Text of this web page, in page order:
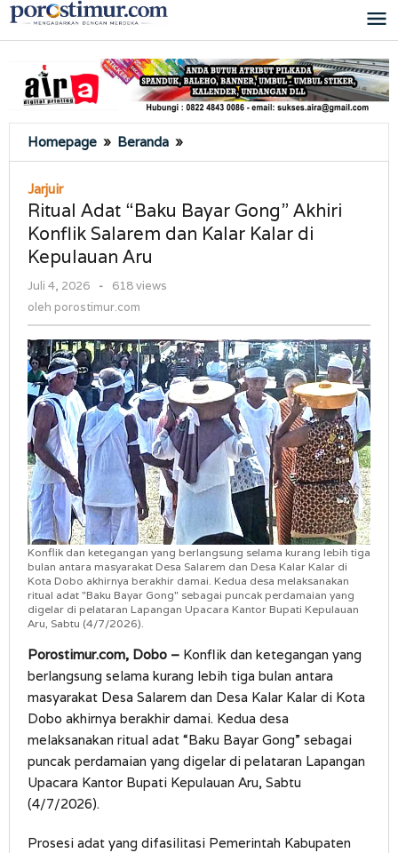
Lewati
ke
Homepage » Beranda »
Adat
Bayar
Gong"
Akhiri
Kalar
di
Kepulauan
Aru
Jarjuir
Ritual Adat “Baku Bayar Gong” Akhiri
Konflik Salarem dan Kalar Kalar di
Kepulauan Aru
Juli 4, 2026
oleh
-
618 views
oleh porostimur.com
Konflik dan ketegangan yang berlangsung selama kurang lebih tiga
bulan antara masyarakat Desa Salarem dan Desa Kalar Kalar di
Kota Dobo akhirnya berakhir damai. Kedua desa melaksanakan
ritual adat "Baku Bayar Gong" sebagai puncak perdamaian yang
digelar di pelataran Lapangan Upacara Kantor Bupati Kepulauan
Aru, Sabtu (4/7/2026).
Porostimur.com, Dobo – Konflik dan ketegangan yang
berlangsung selama kurang lebih tiga bulan antara
masyarakat Desa Salarem dan Desa Kalar Kalar di Kota
Dobo akhirnya berakhir damai. Kedua desa
melaksanakan ritual adat “Baku Bayar Gong” sebagai
puncak perdamaian yang digelar di pelataran Lapangan
Upacara Kantor Bupati Kepulauan Aru, Sabtu
(4/7/2026).
Prosesi adat yang difasilitasi Pemerintah Kabupaten